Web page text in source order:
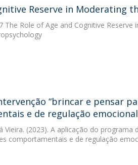
Reserve in Moderating
The Role of Age and Cognitive
“brincar e pensar
e de regulação
Vieira. (2023). A aplicação do
comportamentais e de regulação